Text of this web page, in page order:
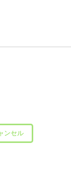
ンセル